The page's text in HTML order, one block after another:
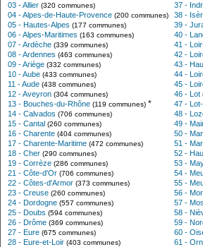
03 - Allier (320 communes)
04 - Alpes-de-Haute-Provence (200 communes)
05 - Hautes-Alpes (177 communes)
06 - Alpes-Maritimes (163 communes)
07 - Ardèche (339 communes)
08 - Ardennes (463 communes)
09 - Ariège (332 communes)
10 - Aube (433 communes)
11 - Aude (438 communes)
12 - Aveyron (304 communes)
13 - Bouches-du-Rhône (119 communes) *
14 - Calvados (706 communes)
15 - Cantal (260 communes)
16 - Charente (404 communes)
17 - Charente-Maritime (472 communes)
18 - Cher (290 communes)
19 - Corrèze (286 communes)
21 - Côte-d'Or (706 communes)
22 - Côtes-d'Armor (373 communes)
23 - Creuse (260 communes)
24 - Dordogne (557 communes)
25 - Doubs (594 communes)
26 - Drôme (369 communes)
27 - Eure (675 communes)
28 - Eure-et-Loir (403 communes)
37 -
38 -
39 -
40 -
41 -
42 -
43 -
44 -
45 -
46 - Lot
47 -
48 -
49 -
50 -
51 -
52 -
53 -
54 -
55 -
56 -
57 -
58 -
59 -
60 -
61 -